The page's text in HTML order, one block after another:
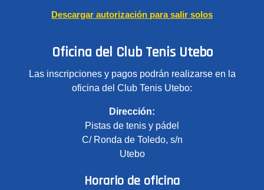
Descargar autorización para salir solos
Oficina del Club Tenis Utebo
Las inscripciones y pagos podrán realizarse en la
oficina del Club Tenis Utebo:
Dirección:
Pistas de tenis y pádel
C/ Ronda de Toledo, s/n
Utebo
Horario de oficina